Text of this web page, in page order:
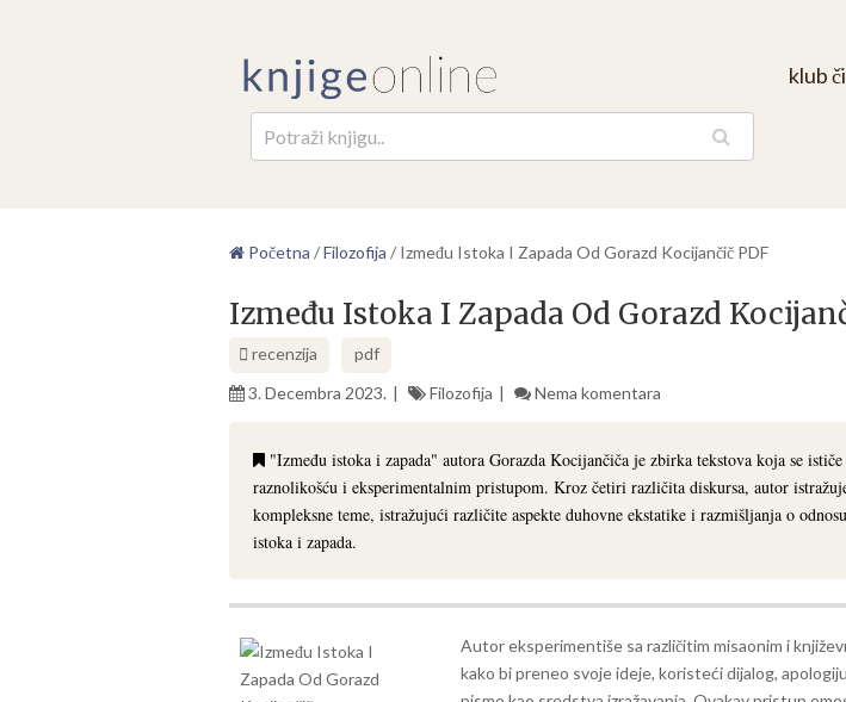
klub
Početna /Filozofija / Između Istoka I Zapada Od Gorazd Kocijančič PDF
Između Istoka I Zapada Od Gorazd
recenzija
pdf
3. Decembra 2023.
Filozofija Nema komentara
"Između istoka i zapada" autora Gorazda Kocijančiča je zbirka tekstova koja se
raznolikošću i eksperimentalnim pristupom. Kroz četiri različita diskursa, autor
kompleksne teme, istražujući različite aspekte duhovne ekstatike i razmišljanja o
istoka i zapada.
Autor eksperimentiše sa različitim misaonim i
kako bi preneo svoje ideje, koristeći dijalog,